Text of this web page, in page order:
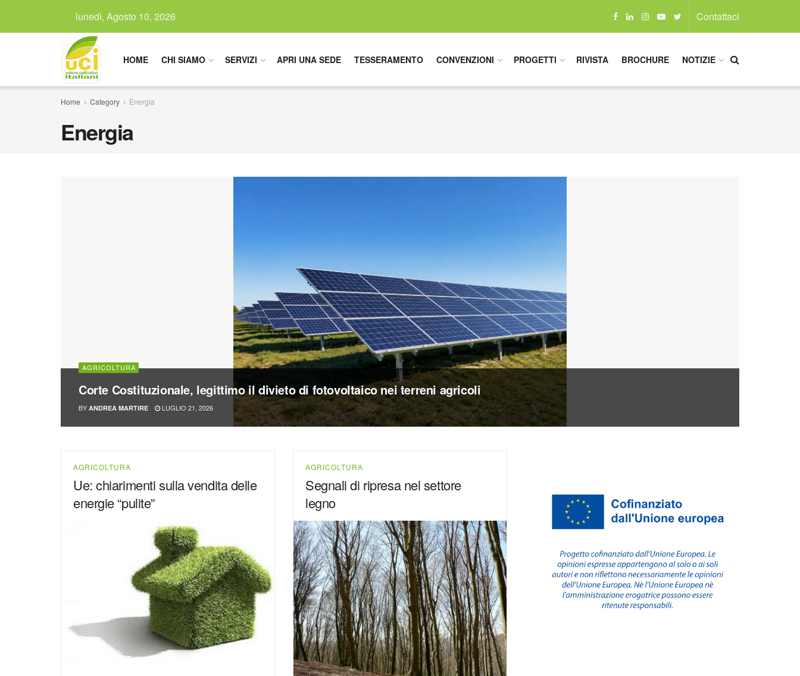
lunedì, Agosto 10, 2026 Contattaci
HOME CHI SIAMO SERVIZI APRI UNA SEDE TESSERAMENTO CONVENZIONI PROGETTI RIVISTA BROCHURE NOTIZIE
Home Category Energia
Energia
AGRICOLTURA
Corte Costituzionale, legittimo il divieto di fotovoltaico nei terreni agricoli
BY ANDREA MARTIRE LUGLIO 21, 2026
AGRICOLTURA
Ue: chiarimenti sulla vendita delle
energie “pulite”
AGRICOLTURA
Segnali di ripresa nel settore
legno